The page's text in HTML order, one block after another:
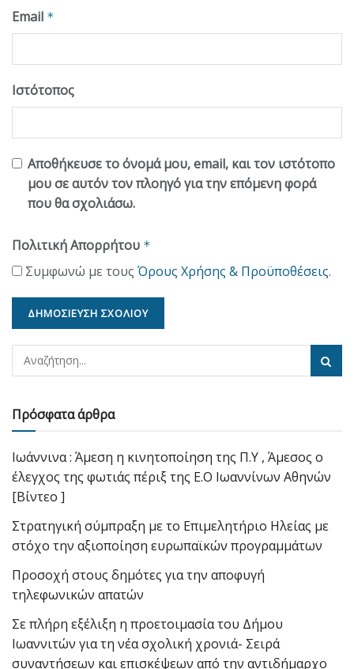
Email *
Ιστότοπος
Αποθήκευσε το όνομά μου, email, και τον ιστότοπο
μου σε αυτόν τον πλοηγό για την επόμενη φορά
που θα σχολιάσω.
Πολιτική Απορρήτου *
Συμφωνώ με τους Όρους Χρήσης & Προϋποθέσεις.
Πρόσφατα άρθρα
Ιωάννινα : Άμεση η κινητοποίηση της Π.Υ , Άμεσος ο
έλεγχος της φωτιάς πέριξ της Ε.Ο Ιωαννίνων Αθηνών
[Βίντεο ]
Στρατηγική σύμπραξη με το Επιμελητήριο Ηλείας με
στόχο την αξιοποίηση ευρωπαϊκών προγραμμάτων
Προσοχή στους δημότες για την αποφυγή
τηλεφωνικών απατών
Σε πλήρη εξέλιξη η προετοιμασία του Δήμου
Ιωαννιτών για τη νέα σχολική χρονιά- Σειρά
συναντήσεων και επισκέψεων από την αντιδήμαρχο